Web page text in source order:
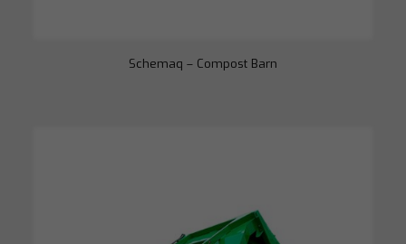
Schemaq – Compost Barn